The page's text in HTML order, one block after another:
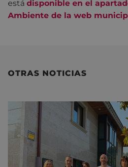
está disponible en el
Ambiente de la web
OTRAS NOTICIAS